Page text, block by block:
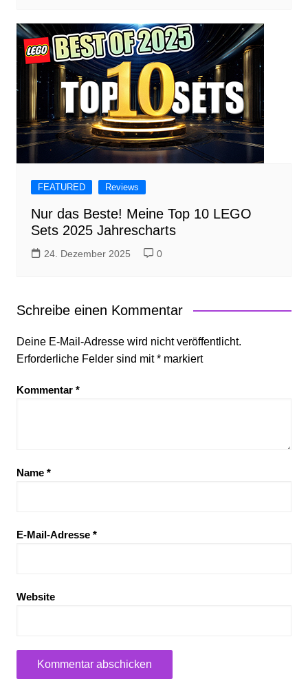
FEATURED Reviews
Nur das Beste! Meine Top 10 LEGO
Sets 2025 Jahrescharts
24. Dezember 2025 0
Schreibe einen Kommentar
Deine E-Mail-Adresse wird nicht veröffentlicht.
Erforderliche Felder sind mit*markiert
Kommentar *
Name *
E-Mail-Adresse *
Website